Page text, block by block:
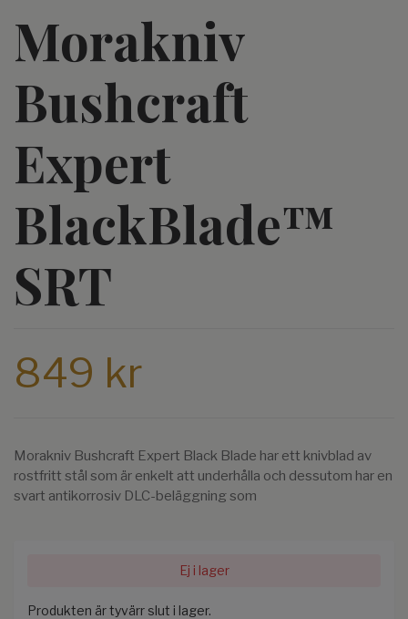
Morakniv
Bushcraft
Expert
BlackBlade™
SRT
849 kr
Morakniv Bushcraft Expert Black Blade har ett knivblad av
rostfritt stål som är enkelt att underhålla och dessutom har en
svart antikorrosiv DLC-beläggning som
Ej i lager
Produkten är tyvärr slut i lager.